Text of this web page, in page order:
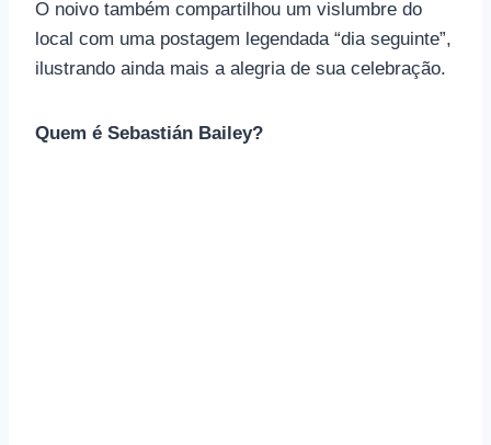
O noivo também compartilhou um vislumbre do
local com uma postagem legendada “dia seguinte”,
ilustrando ainda mais a alegria de sua celebração.
Quem é Sebastián Bailey?